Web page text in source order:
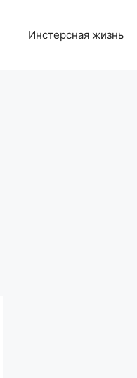
Инстерсная жизнь